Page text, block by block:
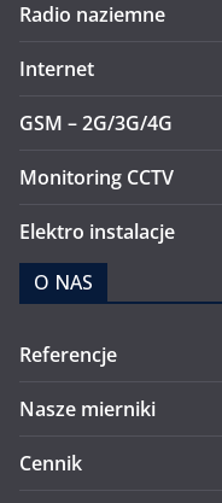
Radio naziemne
Internet
GSM – 2G/3G/4G
Monitoring CCTV
Elektro instalacje
O NAS
Referencje
Nasze mierniki
Cennik